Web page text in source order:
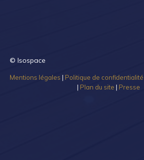
© Isospace
Mentions légales | Politique de confidentialité
| Plan du site | Presse